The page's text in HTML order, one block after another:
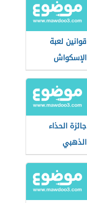
قوانين لعبة
الإسكواش
جائزة الحذاء
الذهبي